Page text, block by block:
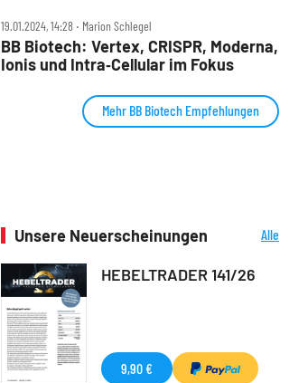
19.01.2024, 14:28 ‧ Marion Schlegel
BB Biotech: Vertex, CRISPR, Moderna,
Ionis und Intra‑Cellular im Fokus
Mehr BB Biotech Empfehlungen
Unsere Neuerscheinungen
Alle
HEBELTRADER 141/26
9,90 €